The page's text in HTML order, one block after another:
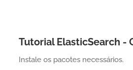
Tutorial ElasticSearch -
Instale os pacotes necessários.